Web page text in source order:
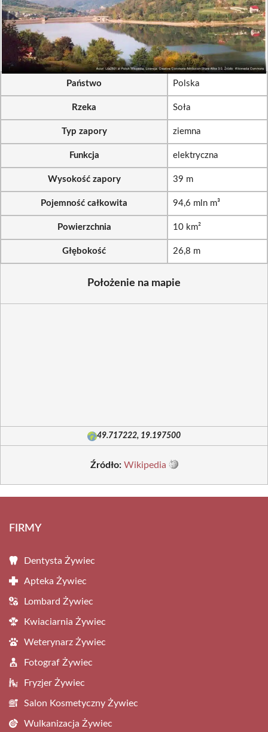
Państwo Polska
Rzeka Soła
Typ zapory ziemna
Funkcja elektryczna
Wysokość zapory 39 m
Pojemność całkowita 94,6 mln m³
Powierzchnia 10 km²
Głębokość 26,8 m
Położenie na mapie
49.717222, 19.197500
Źródło: Wikipedia
FIRMY
Dentysta Żywiec
Apteka Żywiec
Lombard Żywiec
Kwiaciarnia Żywiec
Weterynarz Żywiec
Fotograf Żywiec
Fryzjer Żywiec
Salon Kosmetyczny Żywiec
Wulkanizacja Żywiec